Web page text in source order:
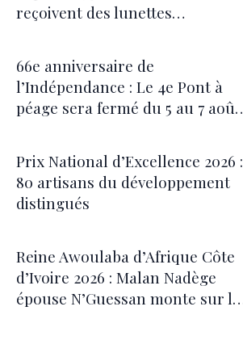
reçoivent des lunettes
66e anniversaire de
l’Indépendance : Le 4e Pont à
péage sera fermé du 5 au 7 août
Prix National d’Excellence 2026 :
80 artisans du développement
distingués
Reine Awoulaba d’Afrique Côte
d’Ivoire 2026 : Malan Nadège
épouse N’Guessan monte sur le